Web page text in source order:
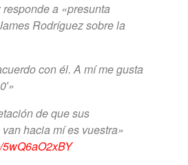
a «presunta
Rodríguez sobre la
con él. A mí me gusta
de que sus
hacia mí es vuestra»